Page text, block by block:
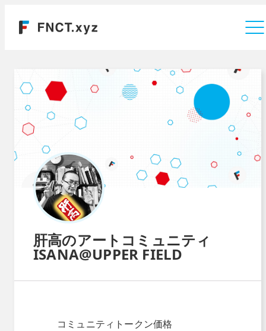
肝高のアートコミュニティ
ISANA@UPPER FIELD
コミュニティトークン価格